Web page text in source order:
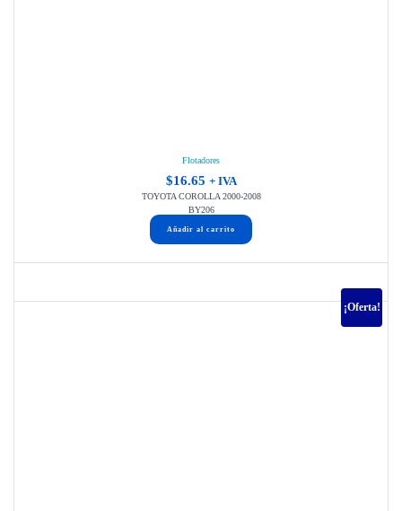
Flotadores
$16.65 + IVA
TOYOTA COROLLA 2000-2008
BY206
Añadir al carrito
¡Oferta!